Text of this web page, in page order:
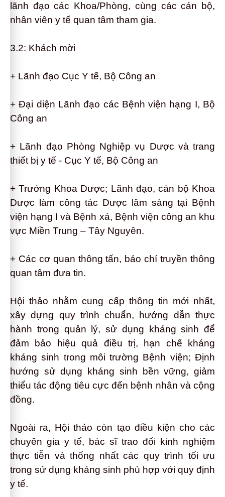
lãnh đạo các Khoa/Phòng, cùng các cán bộ,
nhân viên y tế quan tâm tham gia.
3.2: Khách mời
+ Lãnh đạo Cục Y tế, Bộ Công an
+ Đại diện Lãnh đạo các Bệnh viện hạng I, Bộ
Công an
+ Lãnh đạo Phòng Nghiệp vụ Dược và trang
thiết bị y tế - Cục Y tế, Bộ Công an
+ Trưởng Khoa Dược; Lãnh đạo, cán bộ Khoa
Dược làm công tác Dược lâm sàng tại Bệnh
viện hạng I và Bệnh xá, Bệnh viện công an khu
vực Miền Trung – Tây Nguyên.
+ Các cơ quan thông tấn, báo chí truyền thông
quan tâm đưa tin.
Hội thảo nhằm cung cấp thông tin mới nhất,
xây dựng quy trình chuẩn, hướng dẫn thực
hành trong quản lý, sử dụng kháng sinh để
đảm bảo hiệu quả điều trị, hạn chế kháng
kháng sinh trong môi trường Bệnh viện; Định
hướng sử dụng kháng sinh bền vững, giảm
thiểu tác động tiêu cực đến bệnh nhân và cộng
đồng.
Ngoài ra, Hội thảo còn tạo điều kiện cho các
chuyên gia y tế, bác sĩ trao đổi kinh nghiệm
thực tiễn và thống nhất các quy trình tối ưu
trong sử dụng kháng sinh phù hợp với quy định
y tế.